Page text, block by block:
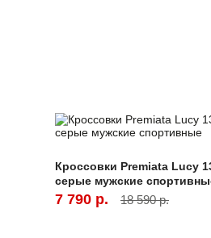
Кроссовки Premiata Lucy
серые мужские
7 790 р. 18 590 р.